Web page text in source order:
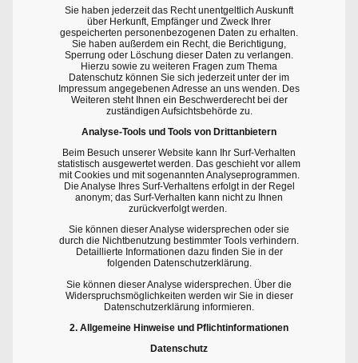
Sie haben jederzeit das Recht unentgeltlich Auskunft
über Herkunft, Empfänger und Zweck Ihrer
gespeicherten personenbezogenen Daten zu erhalten.
Sie haben außerdem ein Recht, die Berichtigung,
Sperrung oder Löschung dieser Daten zu verlangen.
Hierzu sowie zu weiteren Fragen zum Thema
Datenschutz können Sie sich jederzeit unter der im
Impressum angegebenen Adresse an uns wenden. Des
Weiteren steht Ihnen ein Beschwerderecht bei der
zuständigen Aufsichtsbehörde zu.
Analyse-Tools und Tools von Drittanbietern
Beim Besuch unserer Website kann Ihr Surf-Verhalten
statistisch ausgewertet werden. Das geschieht vor allem
mit Cookies und mit sogenannten Analyseprogrammen.
Die Analyse Ihres Surf-Verhaltens erfolgt in der Regel
anonym; das Surf-Verhalten kann nicht zu Ihnen
zurückverfolgt werden.
Sie können dieser Analyse widersprechen oder sie
durch die Nichtbenutzung bestimmter Tools verhindern.
Detaillierte Informationen dazu finden Sie in der
folgenden Datenschutzerklärung.
Sie können dieser Analyse widersprechen. Über die
Widerspruchsmöglichkeiten werden wir Sie in dieser
Datenschutzerklärung informieren.
2. Allgemeine Hinweise und Pflichtinformationen
Datenschutz